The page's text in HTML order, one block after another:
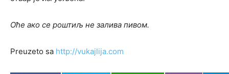
Оће ако се роштиљ не залива пивом.
Preuzeto sa http://vukajlija.com